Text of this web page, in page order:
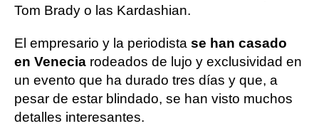
Tom Brady o las Kardashian.
El empresario y la periodista se han casado
en Venecia rodeados de lujo y exclusividad en
un evento que ha durado tres días y que, a
pesar de estar blindado, se han visto muchos
detalles interesantes.